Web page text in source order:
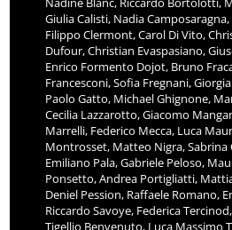
Giulia Calisti, Nadia
Filippo Clermont, Carol Di Vito,
Dufour, Christian Evaspasiano,
Enrico Formento Dojot, Bruno
Francesconi, Sofia Fregnani,
Paolo Gatto, Michael Ghignone,
Cecilia Lazzarotto, Giacomo
Marrelli, Federico Mecca, Luca
Montrosset, Matteo Nigra, Sabrina
Emiliano Pala, Gabriele Peloso,
Ponsetto, Andrea Portigliatti,
Deniel Pession, Raffaele Romano,
Riccardo Savoye, Federica
Tigellio Benvenuto, Luca Massimo